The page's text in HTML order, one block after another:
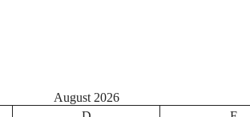
August 2026